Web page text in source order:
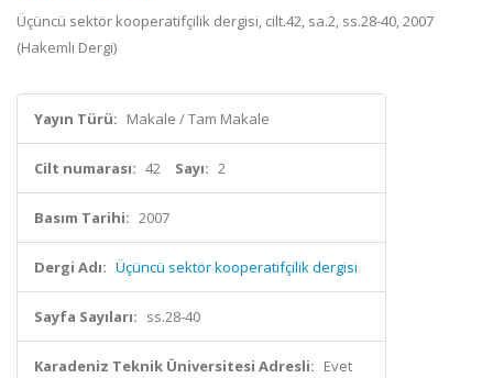
Üçüncü sektör kooperatifçilik dergisi, cilt.42, sa.2, ss.28-40, 2007
(Hakemli Dergi)
Yayın Türü: Makale / Tam Makale
Cilt numarası: 42 Sayı: 2
Basım Tarihi: 2007
Dergi Adı: Üçüncü sektör kooperatifçilik dergisi
Sayfa Sayıları: ss.28-40
Karadeniz Teknik Üniversitesi Adresli: Evet